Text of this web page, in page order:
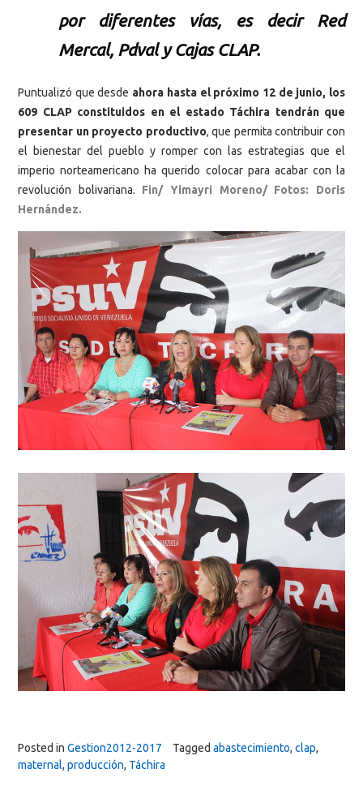
por diferentes vías, es decir Red
Mercal, Pdval y Cajas CLAP.
Puntualizó que desde ahora hasta el próximo 12 de junio, los
609 CLAP constituidos en el estado Táchira tendrán que
presentar un proyecto productivo, que permita contribuir con
el bienestar del pueblo y romper con las estrategias que el
imperio norteamericano ha querido colocar para acabar con la
revolución bolivariana. Fin/ Yimayri Moreno/ Fotos: Doris
Hernández.
Posted in Gestion2012-2017 Tagged abastecimiento, clap,
maternal, producción, Táchira